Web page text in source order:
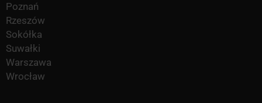
Poznań
Rzeszów
Sokółka
Suwałki
Warszawa
Wrocław